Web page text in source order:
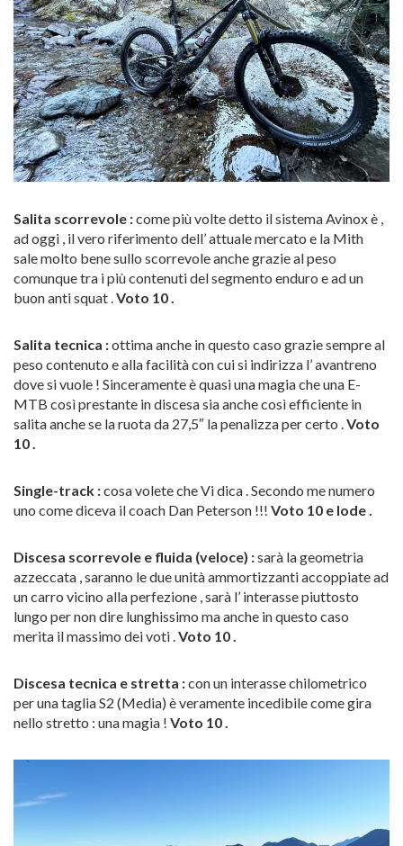
Salita scorrevole :come più volte detto il sistema Avinox è ,
ad oggi , il vero riferimento dell’ attuale mercato e la Mith
sale molto bene sullo scorrevole anche grazie al peso
comunque tra i più contenuti del segmento enduro e ad un
buon anti squat . Voto 10 .
Salita tecnica :ottima anche in questo caso grazie sempre al
peso contenuto e alla facilità con cui si indirizza l’ avantreno
dove si vuole ! Sinceramente è quasi una magia che una E-
MTB così prestante in discesa sia anche così efficiente in
salita anche se la ruota da 27,5″ la penalizza per certo . Voto
10 .
Single-track :cosa volete che Vi dica . Secondo me numero
uno come diceva il coach Dan Peterson !!! Voto 10 e lode .
Discesa scorrevole e fluida (veloce) :sarà la geometria
azzeccata , saranno le due unità ammortizzanti accoppiate ad
un carro vicino alla perfezione , sarà l’ interasse piuttosto
lungo per non dire lunghissimo ma anche in questo caso
merita il massimo dei voti . Voto 10 .
Discesa tecnica e stretta :con un interasse chilometrico
per una taglia S2 (Media) è veramente incedibile come gira
nello stretto : una magia ! Voto 10 .